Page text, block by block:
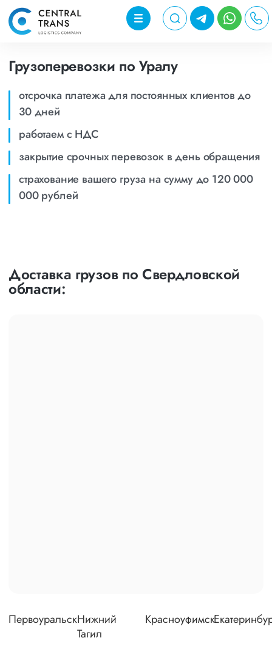
Грузоперевозки по Уралу
отсрочка платежа для постоянных клиентов до
30 дней
работаем с НДС
закрытие срочных перевозок в день обращения
страхование вашего груза на сумму до 120 000
000 рублей
Доставка грузов по Свердловской
области:
ПервоуральскНижний
Тагил
Красноуфимск